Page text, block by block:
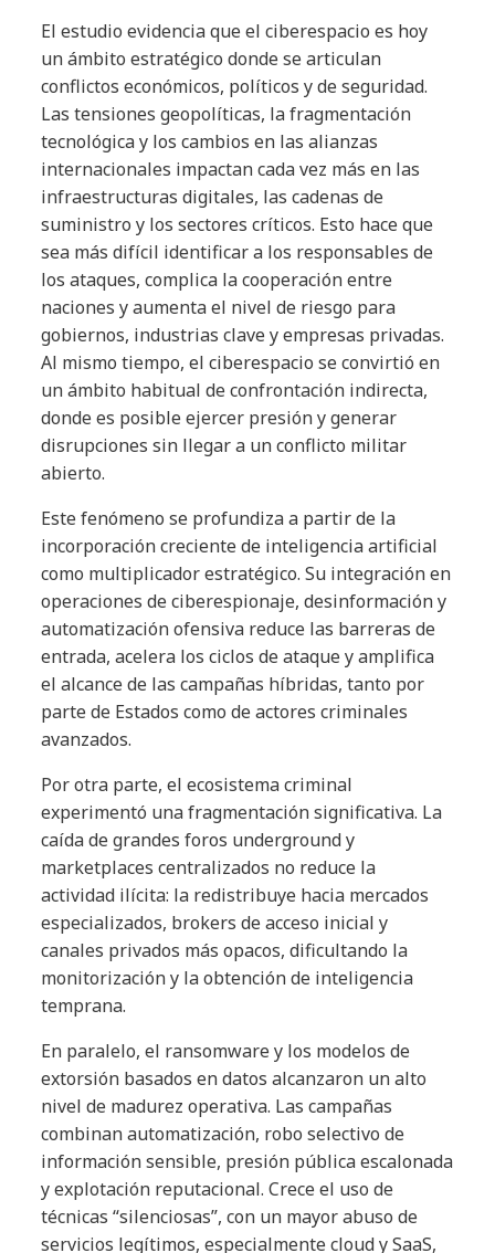
El estudio evidencia que el ciberespacio es hoy
un ámbito estratégico donde se articulan
conflictos económicos, políticos y de seguridad.
Las tensiones geopolíticas, la fragmentación
tecnológica y los cambios en las alianzas
internacionales impactan cada vez más en las
infraestructuras digitales, las cadenas de
suministro y los sectores críticos. Esto hace que
sea más difícil identificar a los responsables de
los ataques, complica la cooperación entre
naciones y aumenta el nivel de riesgo para
gobiernos, industrias clave y empresas privadas.
Al mismo tiempo, el ciberespacio se convirtió en
un ámbito habitual de confrontación indirecta,
donde es posible ejercer presión y generar
disrupciones sin llegar a un conflicto militar
abierto.
Este fenómeno se profundiza a partir de la
incorporación creciente de inteligencia artificial
como multiplicador estratégico. Su integración en
operaciones de ciberespionaje, desinformación y
automatización ofensiva reduce las barreras de
entrada, acelera los ciclos de ataque y amplifica
el alcance de las campañas híbridas, tanto por
parte de Estados como de actores criminales
avanzados.
Por otra parte, el ecosistema criminal
experimentó una fragmentación significativa. La
caída de grandes foros underground y
marketplaces centralizados no reduce la
actividad ilícita: la redistribuye hacia mercados
especializados, brokers de acceso inicial y
canales privados más opacos, dificultando la
monitorización y la obtención de inteligencia
temprana.
En paralelo, el ransomware y los modelos de
extorsión basados en datos alcanzaron un alto
nivel de madurez operativa. Las campañas
combinan automatización, robo selectivo de
información sensible, presión pública escalonada
y explotación reputacional. Crece el uso de
técnicas “silenciosas”, con un mayor abuso de
servicios legítimos, especialmente cloud y SaaS,